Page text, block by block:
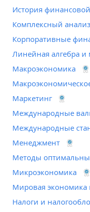
История
Комплексный
Корпоративные
Линейная алгебра и
Макроэкономика
Маркетинг
Международные
Международные
Менеджмент
Методы
Микроэкономика
Мировая
Налоги и